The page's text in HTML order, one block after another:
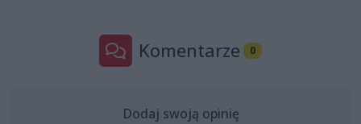
Komentarze 0
Dodaj swoją opinię